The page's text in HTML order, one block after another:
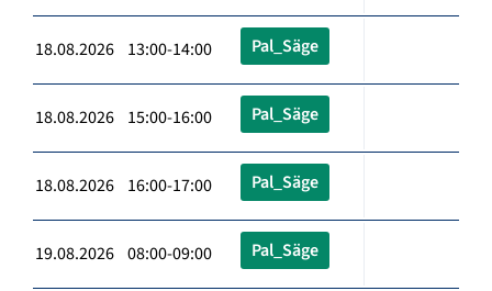
18.08.2026 13:00-14:00 Pal_Säge
18.08.2026 15:00-16:00 Pal_Säge
18.08.2026 16:00-17:00 Pal_Säge
19.08.2026 08:00-09:00 Pal_Säge